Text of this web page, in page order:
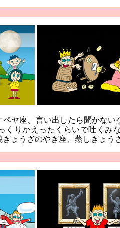
ペヤ座、言い出したら聞かな
くりかえったくらいで吐くみ
ぎょうざのやぎ座、蒸しぎょ